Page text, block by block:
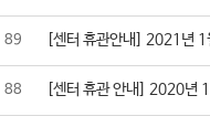
89 [센터 휴관안내] 2021년 1
88 [센터 휴관 안내] 2020년